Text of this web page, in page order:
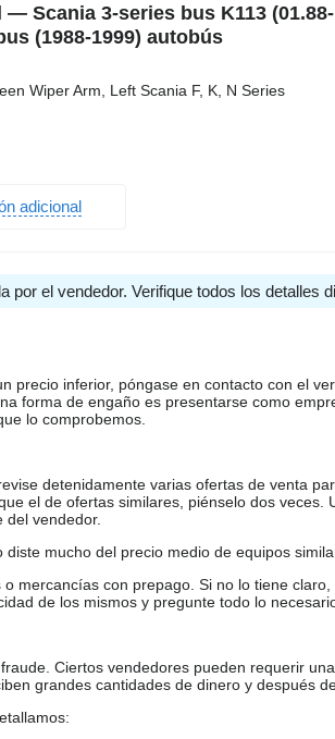
Scania 3-series bus K113
(1988-1999) autobús
Wiper Arm, Left Scania F, K, N Series
adicional
por el vendedor. Verifique todos los detalles
precio inferior, póngase en contacto con el
forma de engaño es presentarse como
lo comprobemos.
detenidamente varias ofertas de venta
el de ofertas similares, piénselo dos
vendedor.
mucho del precio medio de equipos
mercancías con prepago. Si no lo tiene
de los mismos y pregunte todo lo
Ciertos vendedores pueden requerir
grandes cantidades de dinero y después